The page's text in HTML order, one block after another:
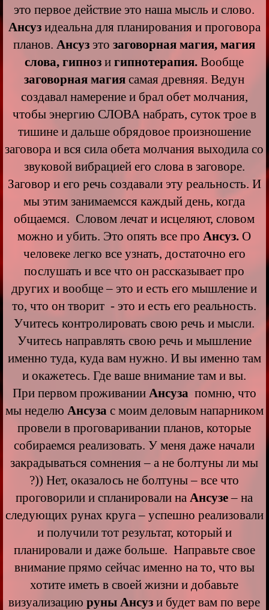
это первое действие это наша мысль и слово.
Ансузидеальна для планирования и проговора
планов.Ансуз этозаговорная магия, магия
слова, гипнози гипнотерапия. Вообще
заговорная магия самая древняя. Ведун
создавал намерение и брал обет молчания,
чтобы энергию СЛОВА набрать, суток трое в
тишине и дальше обрядовое произношение
заговора и вся сила обета молчания выходила со
звуковой вибрацией его слова в заговоре.
Заговор и его речь создавали эту реальность. И
мы этим занимаемсся каждый день, когда
общаемся. Словом лечат и исцеляют, словом
можно и убить. Это опять все проАнсуз. О
человеке легко все узнать, достаточно его
послушать и все что он рассказывает про
других и вообще – это и есть его мышление и
то, что он творит - это и есть его реальность.
Учитесь контролировать свою речь и мысли.
Учитесь направлять свою речь и мышление
именно туда, куда вам нужно. И вы именно там
и окажетесь. Где ваше внимание там и вы.
При первом проживании Ансузапомню, что
мы неделю Ансузас моим деловым напарником
провели в проговаривании планов, которые
собираемся реализовать. У меня даже начали
закрадываться сомнения – а не болтуны ли мы
?)) Нет, оказалось не болтуны – все что
проговорили и спланировали на Ансузе– на
следующих рунах круга – успешно реализовали
и получили тот результат, который и
планировали и даже больше. Направьте свое
внимание прямо сейчас именно на то, что вы
хотите иметь в своей жизни и добавьте
визуализациюруны Ансуз и будет вам по вере